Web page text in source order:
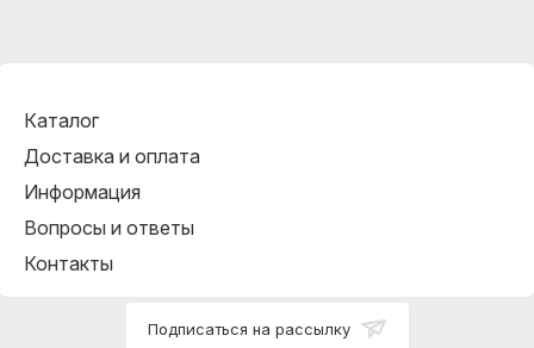
Каталог
Доставка и оплата
Информация
Вопросы и ответы
Контакты
Подписаться на рассылку